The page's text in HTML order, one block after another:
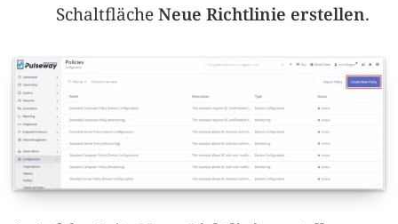
SchaltflächeNeue Richtlinie erstellen.